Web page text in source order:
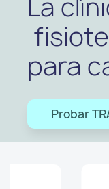
La
para
Probar